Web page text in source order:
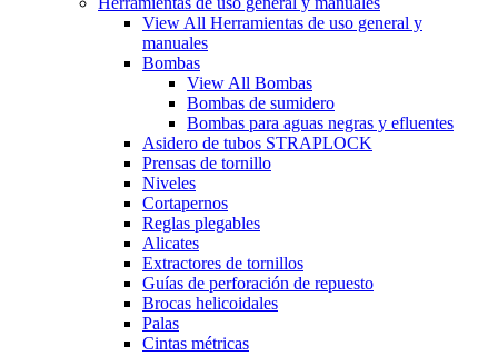
View All Herramientas de uso general y
manuales
Bombas
View All Bombas
Bombas de sumidero
Bombas para aguas negras y efluentes
Asidero de tubos STRAPLOCK
Prensas de tornillo
Niveles
Cortapernos
Reglas plegables
Alicates
Extractores de tornillos
Guías de perforación de repuesto
Brocas helicoidales
Palas
Cintas métricas